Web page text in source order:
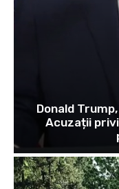
Donald
Acuzații